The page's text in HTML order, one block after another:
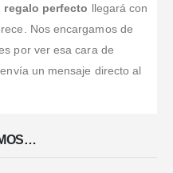
regalo perfecto llegará con
Nos encargamos de
por ver esa cara de
un mensaje directo al